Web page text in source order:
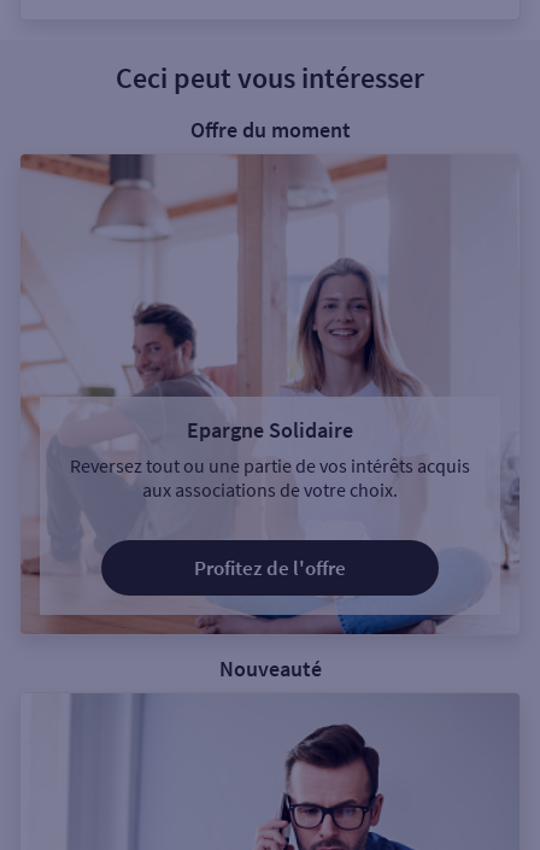
Ceci peut vous intéresser
Offre du moment
Epargne Solidaire
Reversez tout ou une partie de vos intérêts acquis
aux associations de votre choix.
Profitez de l'offre
Nouveauté